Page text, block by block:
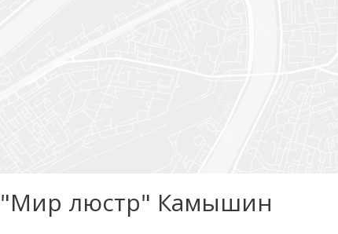
"Мир люстр" Камышин